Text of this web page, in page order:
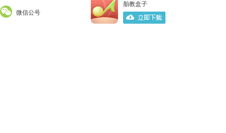
微信公号
胎教盒子